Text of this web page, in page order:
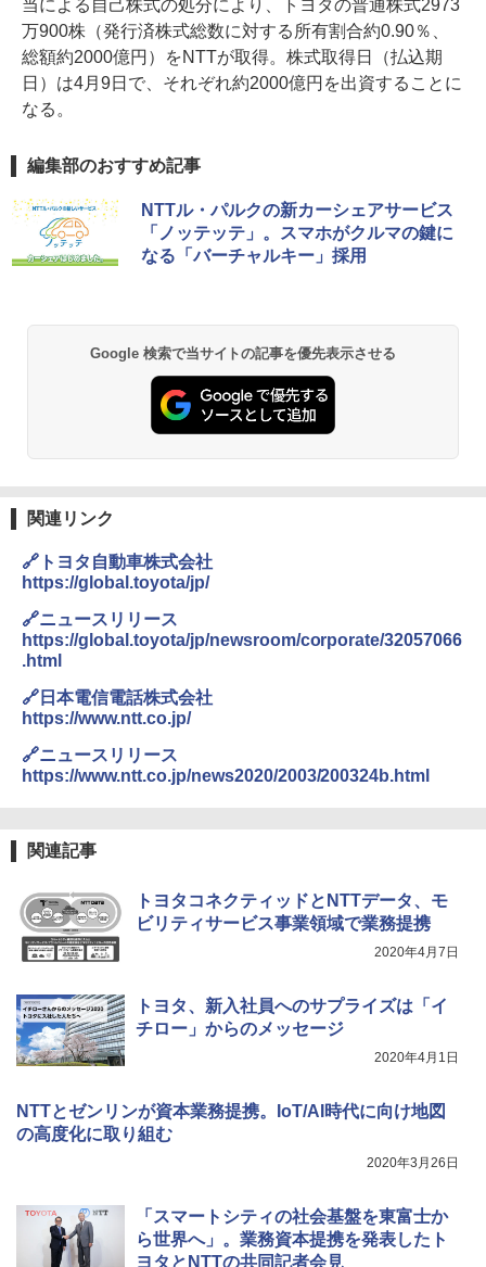
当による自己株式の処分により、トヨタの普通株式2973
万900株（発行済株式総数に対する所有割合約0.90％、
総額約2000億円）をNTTが取得。株式取得日（払込期
日）は4月9日で、それぞれ約2000億円を出資することに
なる。
編集部のおすすめ記事
NTTル・パルクの新カーシェアサービス
「ノッテッテ」。スマホがクルマの鍵に
なる「バーチャルキー」採用
Google 検索で当サイトの記事を優先表示させる
関連リンク
🔗トヨタ自動車株式会社
https://global.toyota/jp/
🔗ニュースリリース
https://global.toyota/jp/newsroom/corporate/32057066
.html
🔗日本電信電話株式会社
https://www.ntt.co.jp/
🔗ニュースリリース
https://www.ntt.co.jp/news2020/2003/200324b.html
関連記事
トヨタコネクティッドとNTTデータ、モ
ビリティサービス事業領域で業務提携
2020年4月7日
トヨタ、新入社員へのサプライズは「イ
チロー」からのメッセージ
2020年4月1日
NTTとゼンリンが資本業務提携。IoT/AI時代に向け地図
の高度化に取り組む
2020年3月26日
「スマートシティの社会基盤を東富士か
ら世界へ」。業務資本提携を発表したト
ヨタとNTTの共同記者会見